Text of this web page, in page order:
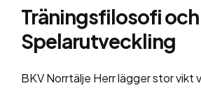
Träningsfilosofi och
Spelarutveckling
BKV Norrtälje Herr lägger stor vikt